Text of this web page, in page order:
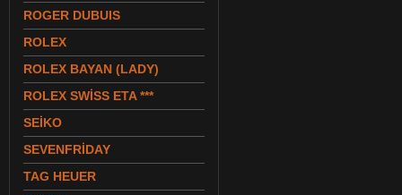
ROGER DUBUIS
ROLEX
ROLEX BAYAN (LADY)
ROLEX SWİSS ETA ***
SEİKO
SEVENFRİDAY
TAG HEUER